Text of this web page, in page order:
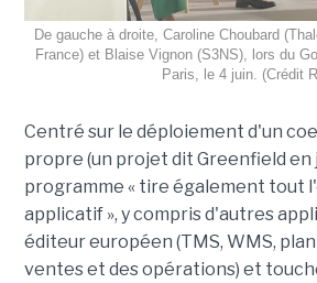
De gauche à droite, Caroline Choubard
France) et Blaise Vignon (S3NS), lors du
Paris, le 4 juin. (Crédit
Centré sur le déploiement d'un
propre (un projet dit Greenfield en
programme « tire également tout
applicatif », y compris d'autres
éditeur européen (TMS, WMS,
ventes et des opérations) et